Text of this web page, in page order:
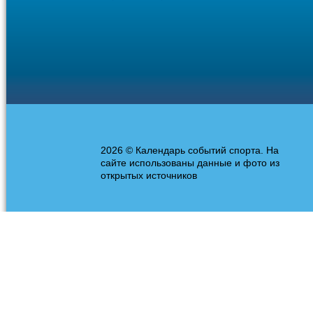
2026 © Календарь событий спорта. На
сайте использованы данные и фото из
открытых источников